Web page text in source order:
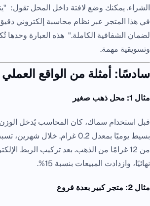
الشراء. يمكنك وضع لافتة داخل المحل تقول:
لضمان الشفافية الكاملة." هذه العبارة وحدها
وتسويقية مهمة.
سادسًا: أمثلة من الواقع العملي
مثال 1: محل ذهب صغير
قبل استخدام سماك، كان المحاسب يُدخل
بسيط يوميًا بمعدل 0.2 غرام. خلال
من 12 غرامًا من الذهب. بعد تركيب الربط
نهائيًا، وازدادت المبيعات بنسبة 15%.
مثال 2: متجر كبير بعدة فروع